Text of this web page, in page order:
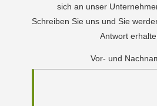
sich an unser
Schreiben Sie uns und Sie
Antwort
Vor- und